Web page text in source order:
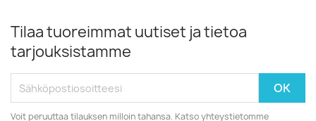
Tilaa tuoreimmat uutiset ja tietoa
tarjouksistamme
Voit peruuttaa tilauksen milloin tahansa. Katso yhteystietomme